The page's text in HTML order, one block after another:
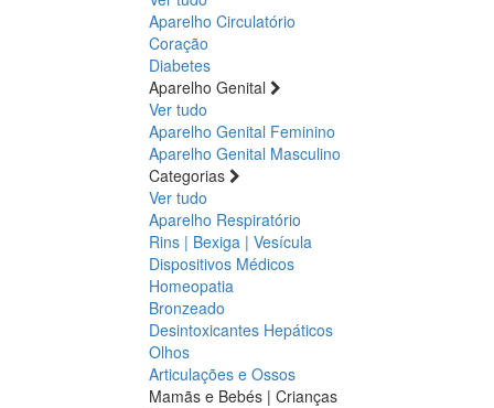
Aparelho Circulatório
Coração
Diabetes
Aparelho Genital
Ver tudo
Aparelho Genital Feminino
Aparelho Genital Masculino
Categorias
Ver tudo
Aparelho Respiratório
Rins | Bexiga | Vesícula
Dispositivos Médicos
Homeopatia
Bronzeado
Desintoxicantes Hepáticos
Olhos
Articulações e Ossos
Mamãs e Bebés | Crianças